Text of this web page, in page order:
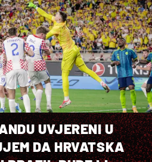
UVJERENI U
DA HRVATSKA